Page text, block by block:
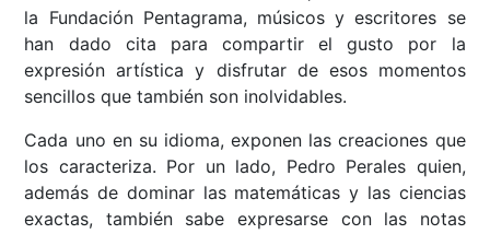
la Fundación Pentagrama, músicos y escritores se
han dado cita para compartir el gusto por la
expresión artística y disfrutar de esos momentos
sencillos que también son inolvidables.
Cada uno en su idioma, exponen las creaciones que
los caracteriza. Por un lado, Pedro Perales quien,
además de dominar las matemáticas y las ciencias
exactas, también sabe expresarse con las notas